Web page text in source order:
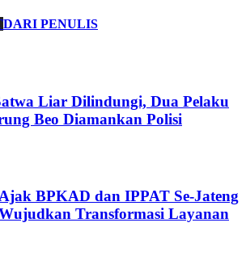
DARI PENULIS
Liar Dilindungi, Dua Pelaku
Beo Diamankan Polisi
BPKAD dan IPPAT Se-Jateng
Transformasi Layanan